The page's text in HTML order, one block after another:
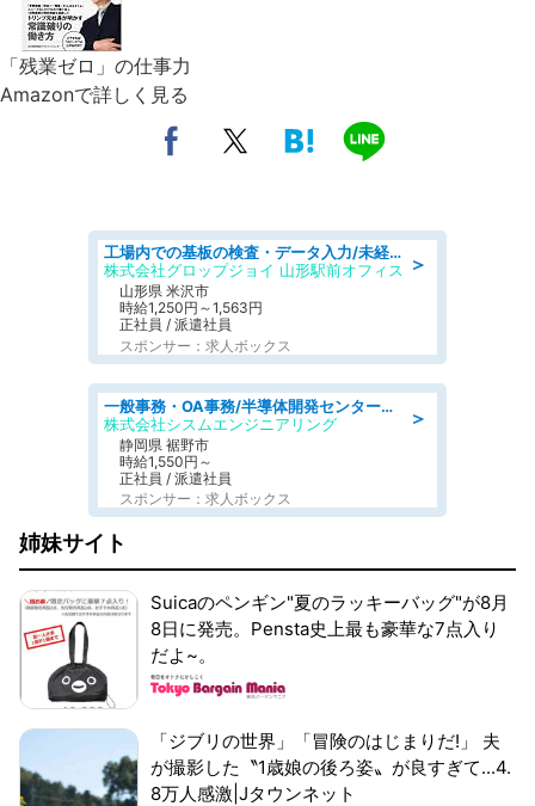
「残業ゼロ」の仕事力
Amazonで詳しく見る
＞
工場内での基板の検査・データ入力/未経験歓迎/交通費支給/食堂あり
株式会社グロップジョイ 山形駅前オフィス
山形県 米沢市
時給1,250円～1,563円
正社員 / 派遣社員
スポンサー：求人ボックス
＞
一般事務・OA事務/半導体開発センター内で事務&軽作業スタッフ、募集
株式会社シスムエンジニアリング
静岡県 裾野市
時給1,550円～
正社員 / 派遣社員
スポンサー：求人ボックス
姉妹サイト
Suicaのペンギン"夏のラッキーバッグ"が8月
8日に発売。Pensta史上最も豪華な7点入り
だよ~。
「ジブリの世界」「冒険のはじまりだ!」 夫
が撮影した〝1歳娘の後ろ姿〟が良すぎて...4.
8万人感激|Jタウンネット